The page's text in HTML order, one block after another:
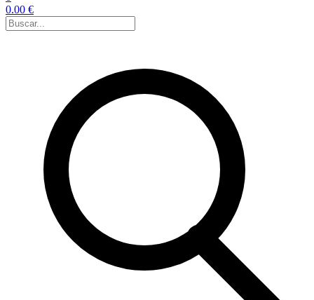
0.00 €